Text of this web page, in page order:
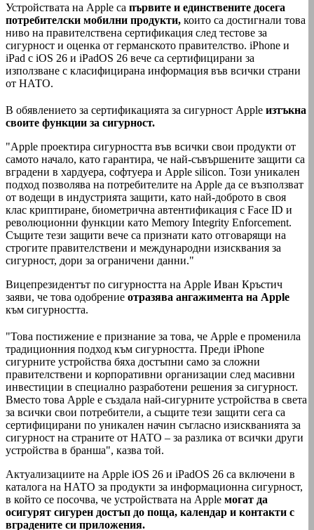
Устройствата на Apple са първите и единствените досега
потребителски мобилни продукти, които са достигнали това
ниво на правителствена сертификация след тестове за
сигурност и оценка от германското правителство. iPhone и
iPad с iOS 26 и iPadOS 26 вече са сертифицирани за
използване с класифицирана информация във всички страни
от НАТО.
В обявлението за сертификацията за сигурност Apple изтъкна
своите функции за сигурност.
"Apple проектира сигурността във всички свои продукти от
самото начало, като гарантира, че най-съвършените защити са
вградени в хардуера, софтуера и Apple silicon. Този уникален
подход позволява на потребителите на Apple да се възползват
от водещи в индустрията защити, като най-доброто в своя
клас криптиране, биометрична автентификация с Face ID и
революционни функции като Memory Integrity Enforcement.
Същите тези защити вече са признати като отговарящи на
строгите правителствени и международни изисквания за
сигурност, дори за ограничени данни."
Вицепрезидентът по сигурността на Apple Иван Кръстич
заяви, че това одобрение отразява ангажимента на Apple
към сигурността.
"Това постижение е признание за това, че Apple е променила
традиционния подход към сигурността. Преди iPhone
сигурните устройства бяха достъпни само за сложни
правителствени и корпоративни организации след масивни
инвестиции в специално разработени решения за сигурност.
Вместо това Apple е създала най-сигурните устройства в света
за всички свои потребители, а същите тези защити сега са
сертифицирани по уникален начин съгласно изискванията за
сигурност на страните от НАТО – за разлика от всички други
устройства в бранша", казва той.
Актуализациите на Apple ‌iOS 26‌ и ‌iPadOS 26‌ са включени в
каталога на НАТО за продукти за информационна сигурност,
в който се посочва, че устройствата на Apple могат да
осигурят сигурен достъп до поща, календар и контакти с
вградените си приложения.